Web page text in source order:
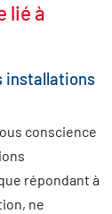
lié à
installations
conscience
répondant à
ne